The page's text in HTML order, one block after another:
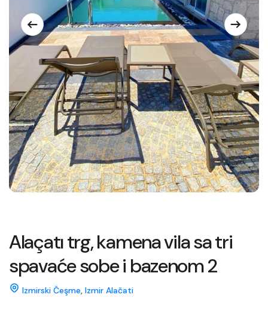
Alaçatı trg, kamena vila sa tri
spavaće sobe i bazenom 2
Izmirski Čeşme, Izmir Alačati